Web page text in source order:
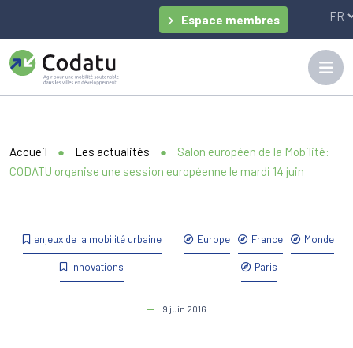
Espace membres
Accueil ● Les actualités ●
Salon européen de la Mobilité:
CODATU organise une session européenne le mardi 14 juin
enjeux de la mobilité urbaine
innovations
Europe France Monde
Paris
9 juin 2016
Panneau de gestion des cookies